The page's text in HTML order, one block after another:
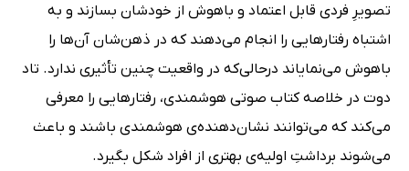
تصویرِ فردی قابل اعتماد و باهوش از خودشان بسازند و به
اشتباه رفتار‌هایی را انجام می‌دهند که در ذهن‌شان آن‌ها را
باهوش می‌نمایاند درحالی‌که در واقعیت چنین تأثیری ندارد. تاد
دوت در خلاصه کتاب صوتی هوشمندی، رفتار‌هایی را معرفی
می‌کند که می‌توانند نشان‌دهنده‌ی هوشمندی باشند و باعث
می‌شوند برداشتِ اولیه‌ی بهتری از افراد شکل بگیرد.